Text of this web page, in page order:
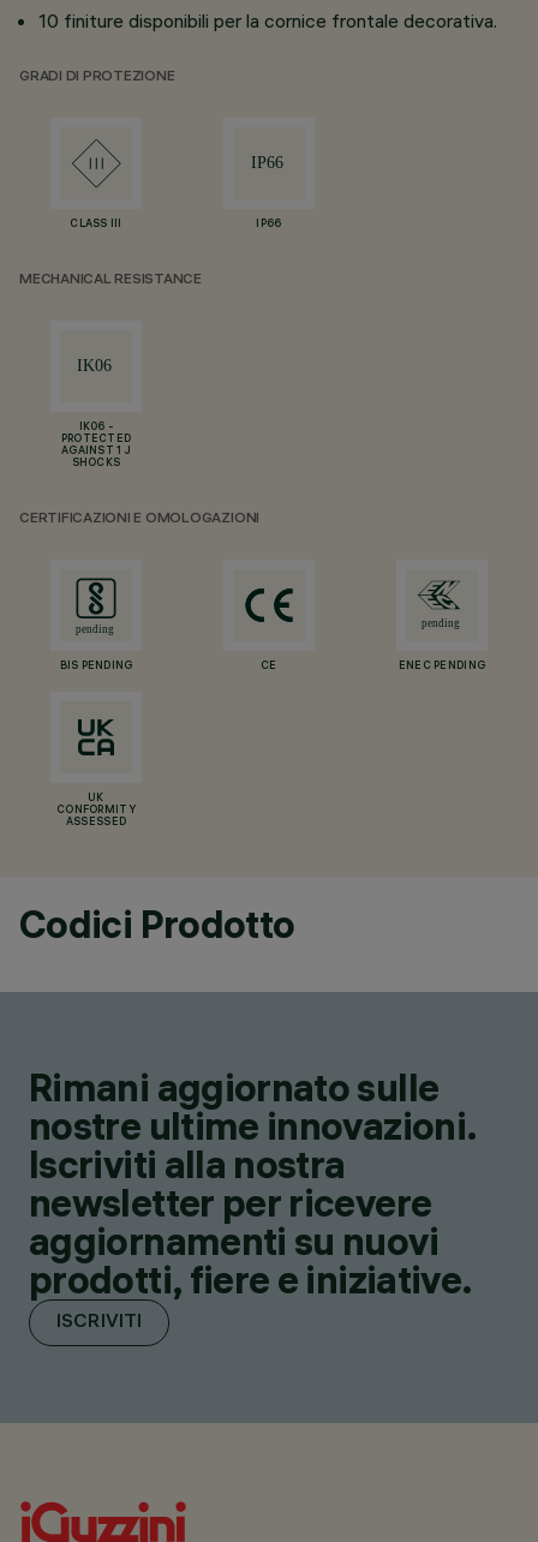
10 finiture disponibili per la cornice frontale decorativa.
GRADI DI PROTEZIONE
CLASS III IP66
MECHANICAL RESISTANCE
IK06 -
PROTECTED
AGAINST 1 J
SHOCKS
CERTIFICAZIONI E OMOLOGAZIONI
BIS PENDING CE ENEC PENDING
UK
CONFORMITY
ASSESSED
Codici Prodotto
Rimani aggiornato sulle
nostre ultime innovazioni.
Iscriviti alla nostra
newsletter per ricevere
aggiornamenti su nuovi
prodotti, fiere e iniziative.
ISCRIVITI